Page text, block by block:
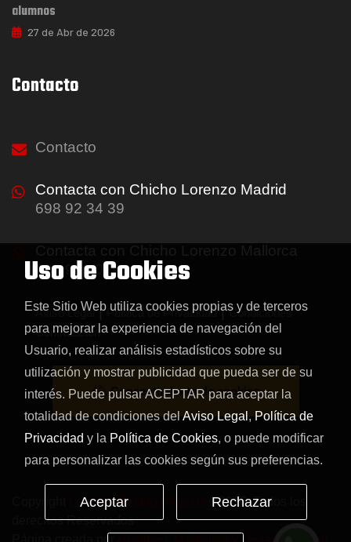
alumnos
27 de Abr de 2026
Contacto
Contacto
Contacta con Chicho Lorenzo Madrid
698 92 34 39
688 999 019
Aviso Legal | Política de Privacidad | Condiciones
Contratación
Consentimiento de cookies
Lorenzo Racing Projects
©2026. Todos los
derechos Reservados
Uso de Cookies
Este Sitio Web utiliza cookies propias y de terceros
para mejorar la experiencia de navegación del
Usuario, realizar análisis estadísticos sobre su
utilización y mostrar publicidad que pueda ser de su
interés. Puede pulsar ACEPTAR para aceptar la
totalidad de condiciones del Aviso Legal , Política de
Privacidad y la Política de Cookies, o puede modificar
para personalizar las cookies según sus preferencias.
Aceptar Rechazar